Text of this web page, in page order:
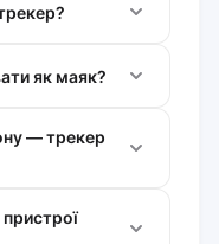
як маяк?
— трекер